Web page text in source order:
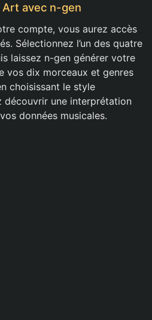
avec n-gen
compte, vous aurez accès
Sélectionnez l’un des quatre
laissez n-gen générer votre
vos dix morceaux et genres
choisissant le style
découvrir une interprétation
données musicales.